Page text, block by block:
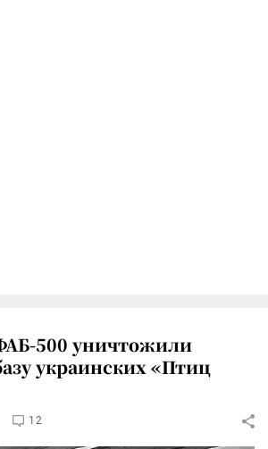
500 уничтожили
украинских «Птиц
12